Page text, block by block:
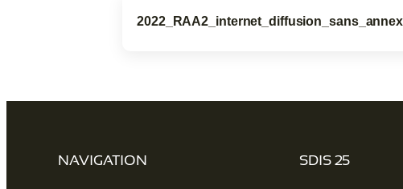
(ouvre
onglet)
NAVIGATION SDIS 25